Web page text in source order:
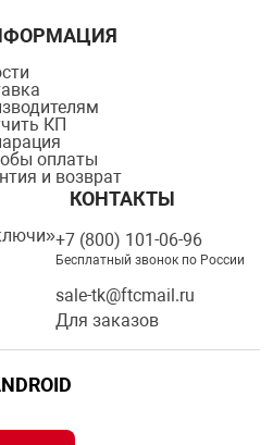
КП
оплаты
и возврат
КОНТАКТЫ
+7 (800) 101-06-96
Бесплатный звонок по России
sale-tk@ftcmail.ru
Для заказов